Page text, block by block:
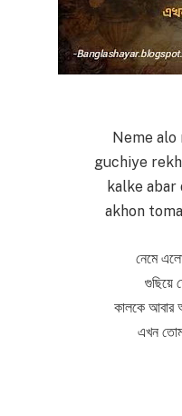
Neme
guchiye
kalke
akhon
নেমে
গুছিয়ে
কালকে আবার
এখন